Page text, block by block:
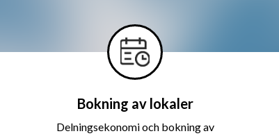
Bokning av lokaler
Delningsekonomi och bokning av